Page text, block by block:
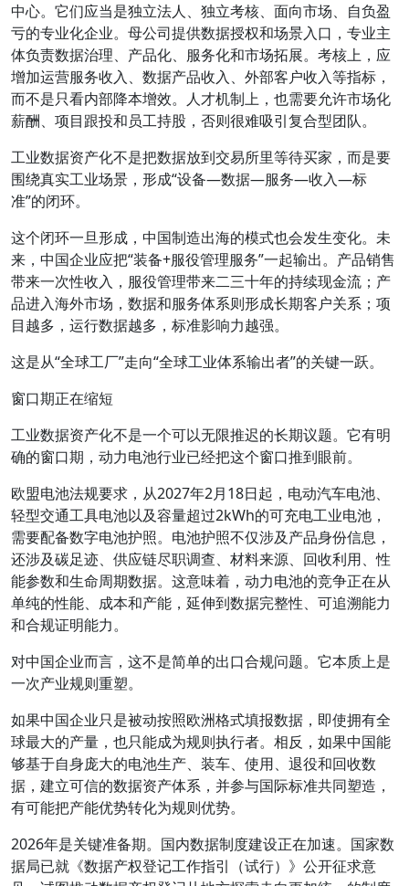
中心。它们应当是独立法人、独立考核、面向市场、自负盈
亏的专业化企业。母公司提供数据授权和场景入口，专业主
体负责数据治理、产品化、服务化和市场拓展。考核上，应
增加运营服务收入、数据产品收入、外部客户收入等指标，
而不是只看内部降本增效。人才机制上，也需要允许市场化
薪酬、项目跟投和员工持股，否则很难吸引复合型团队。
工业数据资产化不是把数据放到交易所里等待买家，而是要
围绕真实工业场景，形成“设备—数据—服务—收入—标
准”的闭环。
这个闭环一旦形成，中国制造出海的模式也会发生变化。未
来，中国企业应把“装备+服役管理服务”一起输出。产品销售
带来一次性收入，服役管理带来二三十年的持续现金流；产
品进入海外市场，数据和服务体系则形成长期客户关系；项
目越多，运行数据越多，标准影响力越强。
这是从“全球工厂”走向“全球工业体系输出者”的关键一跃。
窗口期正在缩短
工业数据资产化不是一个可以无限推迟的长期议题。它有明
确的窗口期，动力电池行业已经把这个窗口推到眼前。
欧盟电池法规要求，从2027年2月18日起，电动汽车电池、
轻型交通工具电池以及容量超过2kWh的可充电工业电池，
需要配备数字电池护照。电池护照不仅涉及产品身份信息，
还涉及碳足迹、供应链尽职调查、材料来源、回收利用、性
能参数和生命周期数据。这意味着，动力电池的竞争正在从
单纯的性能、成本和产能，延伸到数据完整性、可追溯能力
和合规证明能力。
对中国企业而言，这不是简单的出口合规问题。它本质上是
一次产业规则重塑。
如果中国企业只是被动按照欧洲格式填报数据，即使拥有全
球最大的产量，也只能成为规则执行者。相反，如果中国能
够基于自身庞大的电池生产、装车、使用、退役和回收数
据，建立可信的数据资产体系，并参与国际标准共同塑造，
有可能把产能优势转化为规则优势。
2026年是关键准备期。国内数据制度建设正在加速。国家数
据局已就《数据产权登记工作指引（试行）》公开征求意